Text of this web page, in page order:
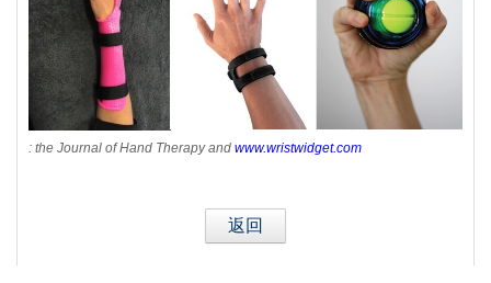
: the Journal of Hand Therapy and www.wristwidget.com
返回